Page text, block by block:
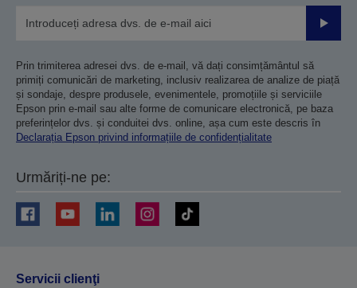
Prin trimiterea adresei dvs. de e-mail, vă dați consimțământul să
primiți comunicări de marketing, inclusiv realizarea de analize de piață
și sondaje, despre produsele, evenimentele, promoțiile și serviciile
Epson prin e-mail sau alte forme de comunicare electronică, pe baza
preferințelor dvs. și conduitei dvs. online, așa cum este descris în
Declarația Epson privind informațiile de confidențialitate
Urmăriți-ne pe:
Servicii clienţi